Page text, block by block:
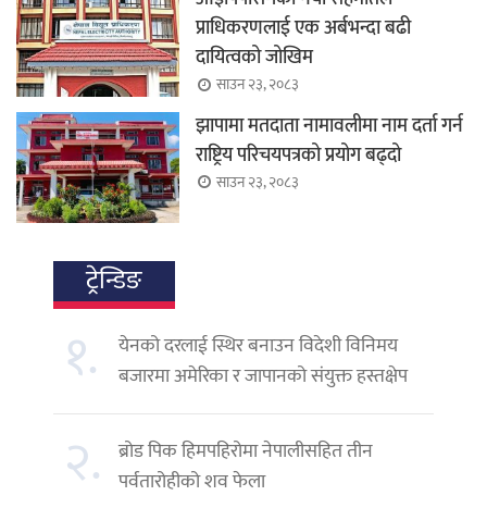
प्राधिकरणलाई एक अर्बभन्दा बढी
दायित्वको जोखिम
साउन २३, २०८३
झापामा मतदाता नामावलीमा नाम दर्ता गर्न
राष्ट्रिय परिचयपत्रको प्रयोग बढ्दो
साउन २३, २०८३
ट्रेन्डिङ
१.
येनको दरलाई स्थिर बनाउन विदेशी विनिमय
बजारमा अमेरिका र जापानको संयुक्त हस्तक्षेप
२. ब्रोड पिक हिमपहिरोमा नेपालीसहित तीन
पर्वतारोहीको शव फेला